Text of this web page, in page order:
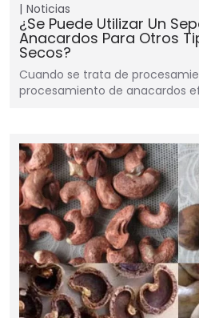
Noticias
¿Se Puede Utilizar Un
Anacardos Para Otros
Secos?
Cuando se trata de
procesamiento de anacardos